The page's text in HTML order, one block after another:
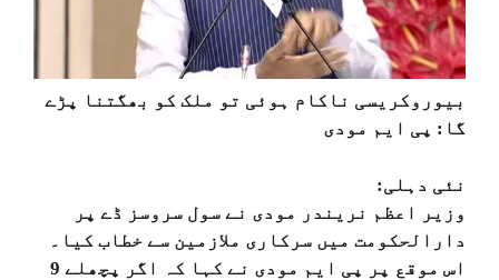
بیوروکریسی ناکام ہوئی تو ملک کو بھگتنا پڑے
گا: پی ایم مودی
نئی دہلی:
وزیر اعظم نریندر مودی نے سول سروسز ڈے پر
دارالحکومت میں سرکاری ملازمین سے خطاب کیا۔
اس موقع پر پی ایم مودی نے کہا کہ اگر پچھلے 9